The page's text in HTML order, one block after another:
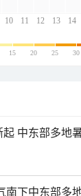
10 11 12 13 14
15 20 25 30
起 中东部多地
南下中东部多